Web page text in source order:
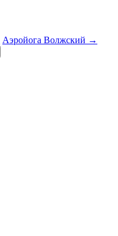
Аэройога Волжский →